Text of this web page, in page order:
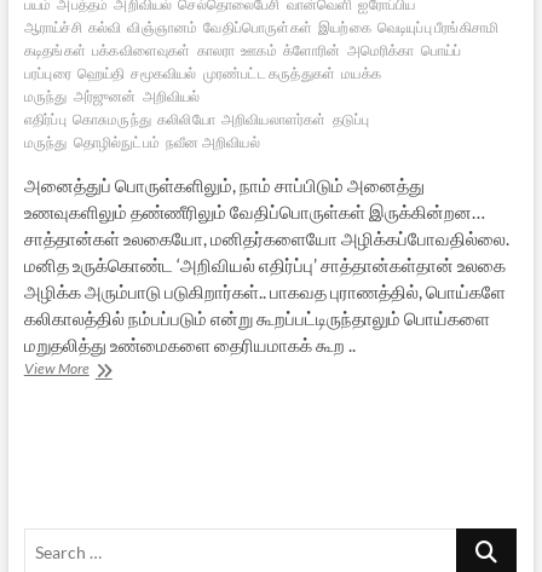
பயம் அபத்தம் அறிவியல் செல்தொலைபேசி வான்வெளி ஐரோப்பிய
ஆராய்ச்சி கல்வி விஞ்ஞானம் வேதிப்பொருள்கள் இயற்கை வெடியுப்பு பீரங்கிசாமி
கடிதங்கள் பக்கவிளைவுகள் காலரா ஊகம் க்ளோரின் அமெரிக்கா பொய்ப்
பரப்புரை ஹெய்தி சமூகவியல் முரண்பட்ட கருத்துகள் மயக்க
மருந்து அர்ஜுனன் அறிவியல்
எதிர்ப்பு கொசுமருந்து கலிலியோ அறிவியலாளர்கள் தடுப்பு
மருந்து தொழில்நுட்பம் நவீன அறிவியல்
அனைத்துப் பொருள்களிலும், நாம் சாப்பிடும் அனைத்து
உணவுகளிலும் தண்ணீரிலும் வேதிப்பொருள்கள் இருக்கின்றன…
சாத்தான்கள் உலகையோ, மனிதர்களையோ அழிக்கப்போவதில்லை.
மனித உருக்கொண்ட ‘அறிவியல் எதிர்ப்பு’ சாத்தான்கள்தான் உலகை
அழிக்க அரும்பாடு படுகிறார்கள்.. பாகவத புராணத்தில், பொய்களே
கலிகாலத்தில் நம்பப்படும் என்று கூறப்பட்டிருந்தாலும் பொய்களை
மறுதலித்து உண்மைகளை தைரியமாகக் கூற ..
View Moreபொய்கள்
Search